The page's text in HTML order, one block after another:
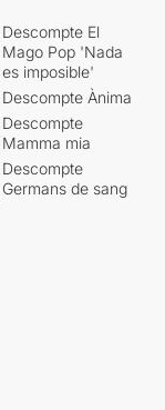
Descompte El
Mago Pop 'Nada
es imposible'
Descompte Ànima
Descompte
Mamma mia
Descompte
Germans de sang